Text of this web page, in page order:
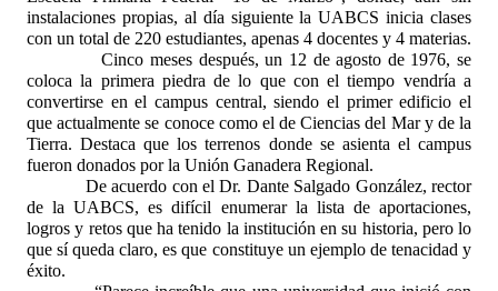
instalaciones propias, al día siguiente la UABCS inicia clases
con un total de 220 estudiantes, apenas 4 docentes y 4 materias.
Cinco meses después, un 12 de agosto de 1976, se
coloca la primera piedra de lo que con el tiempo vendría a
convertirse en el campus central, siendo el primer edificio el
que actualmente se conoce como el de Ciencias del Mar y de la
Tierra. Destaca que los terrenos donde se asienta el campus
fueron donados por la Unión Ganadera Regional.
De acuerdo con el Dr. Dante Salgado González, rector
de la UABCS, es difícil enumerar la lista de aportaciones,
logros y retos que ha tenido la institución en su historia, pero lo
que sí queda claro, es que constituye un ejemplo de tenacidad y
éxito.